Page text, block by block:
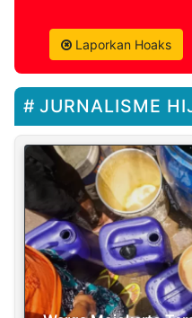
Laporkan Hoaks
JURNALISME